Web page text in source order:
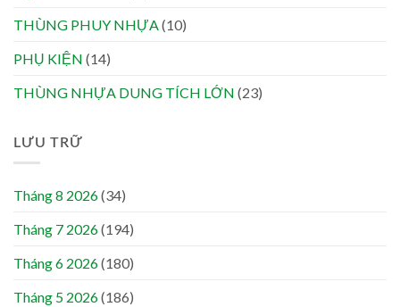
THÙNG PHUY NHỰA (10)
PHỤ KIỆN (14)
THÙNG NHỰA DUNG TÍCH LỚN (23)
LƯU TRỮ
Tháng 8 2026(34)
Tháng 7 2026(194)
Tháng 6 2026(180)
Tháng 5 2026(186)